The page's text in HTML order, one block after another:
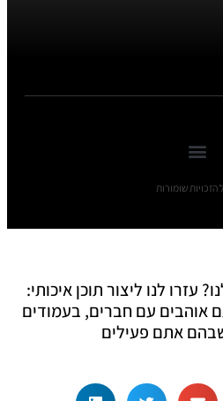
שומורות
לנו ליצור תוכן איכותי:
עם חברים, בעמודים
אתם פעילים